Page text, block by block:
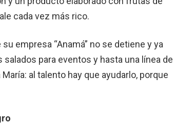
cada vez más rico.
empresa “Anamá” no se detiene y ya
para eventos y hasta una línea de
al talento hay que ayudarlo, porque